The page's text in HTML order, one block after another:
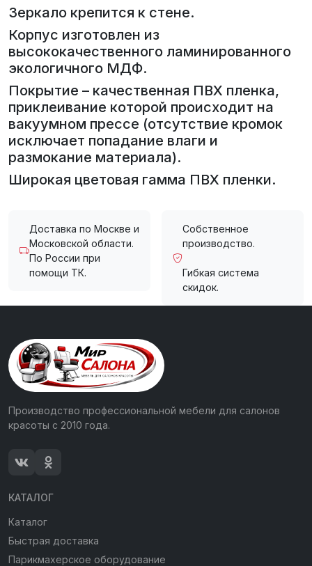
Зеркало крепится к стене.
Корпус изготовлен из
высококачественного ламинированного
экологичного МДФ.
Покрытие – качественная ПВХ пленка,
приклеивание которой происходит на
вакуумном прессе (отсутствие кромок
исключает попадание влаги и
размокание материала).
Широкая цветовая гамма ПВХ пленки.
Доставка по Москве и
Московской области.
По России при
помощи ТК.
Собственное
производство.
Гибкая система
скидок.
Производство профессиональной мебели для салонов
красоты с 2010 года.
КАТАЛОГ
Каталог
Быстрая доставка
Парикмахерское оборудование